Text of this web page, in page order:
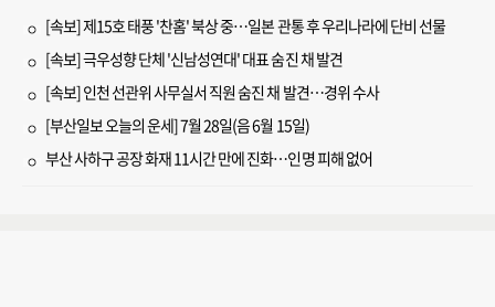
[속보] 제15호 태풍 '찬홈' 북상 중…일본 관통 후 우리나라에 단비 선물
[속보] 극우성향 단체 '신남성연대' 대표 숨진 채 발견
[속보] 인천 선관위 사무실서 직원 숨진 채 발견…경위 수사
[부산일보 오늘의 운세] 7월 28일(음 6월 15일)
부산 사하구 공장 화재 11시간 만에 진화…인명 피해 없어